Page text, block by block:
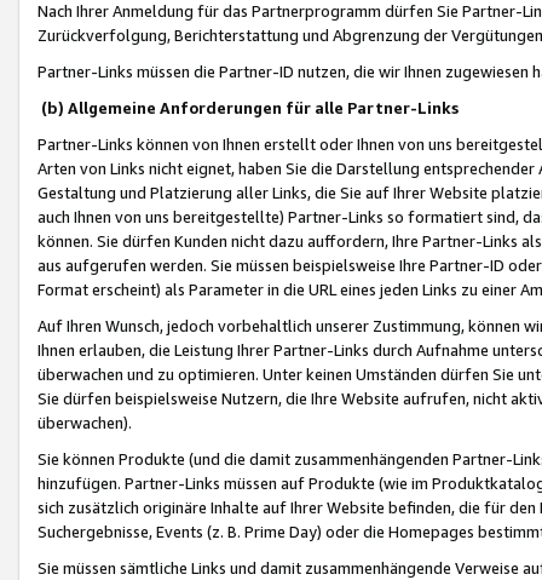
Nach Ihrer Anmeldung für das Partnerprogramm dürfen Sie Partner-
Zurückverfolgung, Berichterstattung und Abgrenzung der
Partner-Links müssen die Partner-ID nutzen, die wir Ihnen zugewiesen
(b) Allgemeine Anforderungen für alle Partner-Links
Partner-Links können von Ihnen erstellt oder Ihnen von uns
Arten von Links nicht eignet, haben Sie die Darstellung
Gestaltung und Platzierung aller Links, die Sie auf Ihrer Website
auch Ihnen von uns bereitgestellte) Partner-Links so formatiert sind,
können. Sie dürfen Kunden nicht dazu auffordern, Ihre Partner-Links
aus aufgerufen werden. Sie müssen beispielsweise Ihre Partner-ID
Format erscheint) als Parameter in die URL eines jeden Links zu einer
Auf Ihren Wunsch, jedoch vorbehaltlich unserer Zustimmung, können
Ihnen erlauben, die Leistung Ihrer Partner-Links durch Aufnahme
überwachen und zu optimieren. Unter keinen Umständen dürfen Sie
Sie dürfen beispielsweise Nutzern, die Ihre Website aufrufen, nicht
überwachen).
Sie können Produkte (und die damit zusammenhängenden Partner-
hinzufügen. Partner-Links müssen auf Produkte (wie im
sich zusätzlich originäre Inhalte auf Ihrer Website befinden, die für
Suchergebnisse, Events (z. B. Prime Day) oder die Homepages
Sie müssen sämtliche Links und damit zusammenhängende